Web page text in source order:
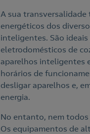
A sua
energéticos dos
inteligentes. São
eletrodomésticos de
aparelhos inteligentes
horários de
desligar aparelhos e,
energia.
No entanto, nem
Os equipamentos de